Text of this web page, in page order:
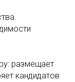
размещает
кандидатов